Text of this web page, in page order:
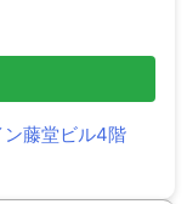
藤堂ビル4階